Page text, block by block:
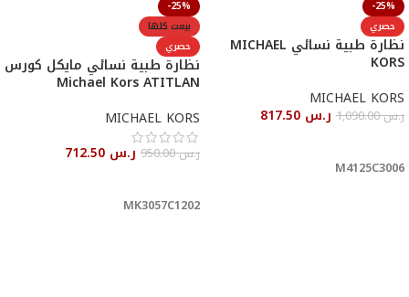
-25%
حصري
نظارة طبية نسائي MICHAEL
KORS
MICHAEL KORS
ر.س1,090.00 ر.س
M4125C3006
-25%
بيعت كلها
حصري
نظارة طبية نسائي مايكل كورس
Michael Kors ATITLAN
MICHAEL KORS
ر.س950.00 ر.س
MK3057C1202